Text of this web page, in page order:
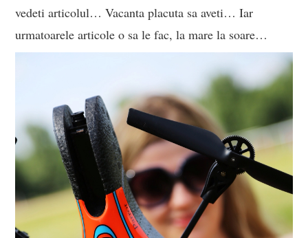
vedeti articolul… Vacanta placuta sa aveti… Iar
urmatoarele articole o sa le fac, la mare la soare…